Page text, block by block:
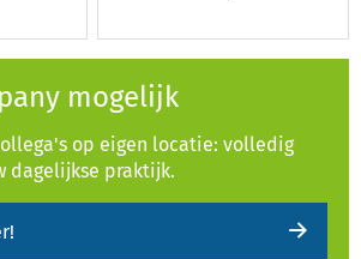
mogelijk
op eigen locatie: volledig
dagelijkse praktijk.